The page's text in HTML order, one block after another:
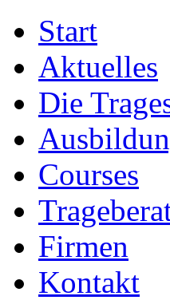
Start
Aktuelles
Die
Courses
Firmen
Kontakt